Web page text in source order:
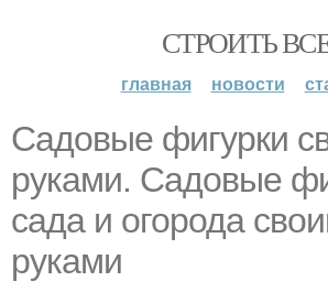
СТРОИТЬ
главная новости
Садовые фигурки
руками. Садовые
сада и огорода
руками